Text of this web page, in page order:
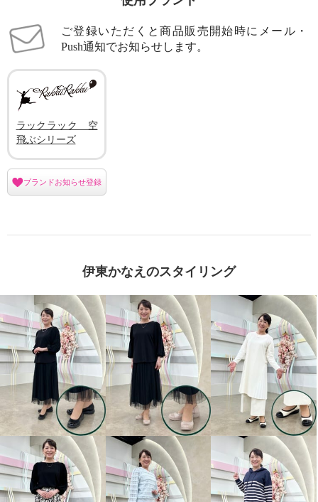
ご登録いただくと商品販売開始時にメール・
Push通知でお知らせします。
ラックラック 空
飛ぶシリーズ
ブランドお知らせ登録
伊東かなえのスタイリング